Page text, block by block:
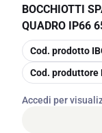
BOCCHIOTTI
QUADRO IP66
copia
Cod. prodotto
copia
Cod. produttore
Accedi per